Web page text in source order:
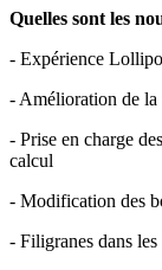
Quelles sont les
- Expérience
- Amélioration de la
- Prise en charge
calcul
- Modification des
- Filigranes dans